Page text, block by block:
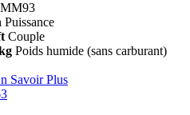
Puissance
Couple
Poids humide (sans carburant)
Savoir Plus